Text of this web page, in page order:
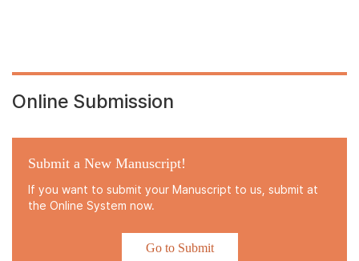
Online Submission
Submit a New Manuscript!
If you want to submit your Manuscript to us, submit at
the Online System now.
Go to Submit